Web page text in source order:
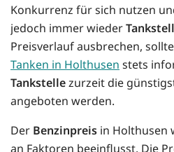
Konkurrenz für sich nutzen
jedoch immer wieder
Preisverlauf ausbrechen,
Tanken in Holthusen stets
Tankstellezurzeit die
angeboten werden.
Der Benzinpreis in Holthusen
an Faktoren beeinflusst. Die